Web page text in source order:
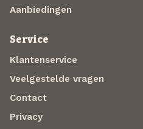
Aanbiedingen
Service
Klantenservice
Veelgestelde vragen
Contact
Privacy